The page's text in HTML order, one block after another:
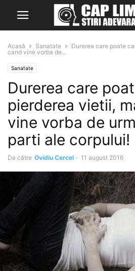
Acasă Sanatate
Durerea care poate
cand vine vorba de...
Sanatate
Durerea care
pierderea vietii,
vine vorba de
parti ale corpului!
De către Ovidiu Cercel - 11 august 2016